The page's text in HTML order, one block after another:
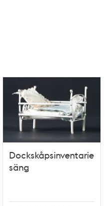
Dockskåpsinventarie;
säng